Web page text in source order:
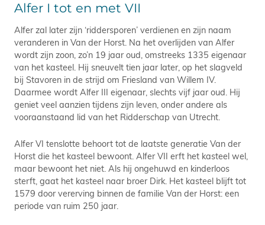
Alfer I tot en met VII
Alfer zal later zijn ‘riddersporen’ verdienen en zijn naam
veranderen in Van der Horst. Na het overlijden van Alfer
wordt zijn zoon, zo’n 19 jaar oud, omstreeks 1335 eigenaar
van het kasteel. Hij sneuvelt tien jaar later, op het slagveld
bij Stavoren in de strijd om Friesland van Willem IV.
Daarmee wordt Alfer III eigenaar, slechts vijf jaar oud. Hij
geniet veel aanzien tijdens zijn leven, onder andere als
vooraanstaand lid van het Ridderschap van Utrecht.
Alfer VI tenslotte behoort tot de laatste generatie Van der
Horst die het kasteel bewoont. Alfer VII erft het kasteel wel,
maar bewoont het niet. Als hij ongehuwd en kinderloos
sterft, gaat het kasteel naar broer Dirk. Het kasteel blijft tot
1579 door vererving binnen de familie Van der Horst: een
periode van ruim 250 jaar.